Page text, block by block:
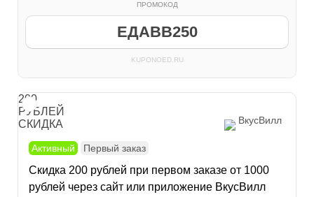
ПРОМОКОД
ЕДАВВ250
KUPONOED.RU
200
РУБЛЕЙ
СКИДКА
ВкусВилл
Активный Первый заказ
Скидка 200 рублей при первом заказе от 1000
рублей через сайт или приложение ВкусВилл